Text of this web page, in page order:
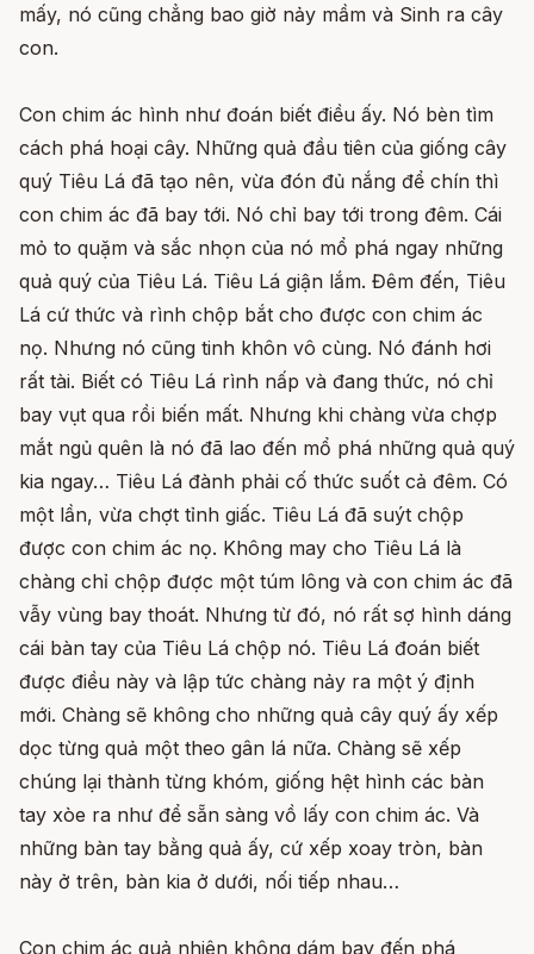
mấy, nó cũng chẳng bao giờ nảy mầm và Sinh ra cây
con.
Con chim ác hình như đoán biết điều ấy. Nó bèn tìm
cách phá hoại cây. Những quả đầu tiên của giống cây
quý Tiêu Lá đã tạo nên, vừa đón đủ nắng để chín thì
con chim ác đã bay tới. Nó chỉ bay tới trong đêm. Cái
mỏ to quặm và sắc nhọn của nó mổ phá ngay những
quả quý của Tiêu Lá. Tiêu Lá giận lắm. Đêm đến, Tiêu
Lá cứ thức và rình chộp bắt cho được con chim ác
nọ. Nhưng nó cũng tinh khôn vô cùng. Nó đánh hơi
rất tài. Biết có Tiêu Lá rình nấp và đang thức, nó chỉ
bay vụt qua rồi biến mất. Nhưng khi chàng vừa chợp
mắt ngủ quên là nó đã lao đến mổ phá những quả quý
kia ngay… Tiêu Lá đành phải cố thức suốt cả đêm. Có
một lần, vừa chợt tỉnh giấc. Tiêu Lá đã suýt chộp
được con chim ác nọ. Không may cho Tiêu Lá là
chàng chỉ chộp được một túm lông và con chim ác đã
vẫy vùng bay thoát. Nhưng từ đó, nó rất sợ hình dáng
cái bàn tay của Tiêu Lá chộp nó. Tiêu Lá đoán biết
được điều này và lập tức chàng nảy ra một ý định
mới. Chàng sẽ không cho những quả cây quý ấy xếp
dọc từng quả một theo gân lá nữa. Chàng sẽ xếp
chúng lại thành từng khóm, giống hệt hình các bàn
tay xòe ra như để sẵn sàng vồ lấy con chim ác. Và
những bàn tay bằng quả ấy, cứ xếp xoay tròn, bàn
này ở trên, bàn kia ở dưới, nối tiếp nhau…
Con chim ác quả nhiên không dám bay đến phá